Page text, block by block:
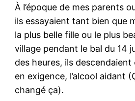
À l’époque de mes parents
ils essayaient tant bien que
la plus belle fille ou le plus
village pendant le bal du 14
des heures, ils descendaient
en exigence, l’alcool aidant
changé ça).